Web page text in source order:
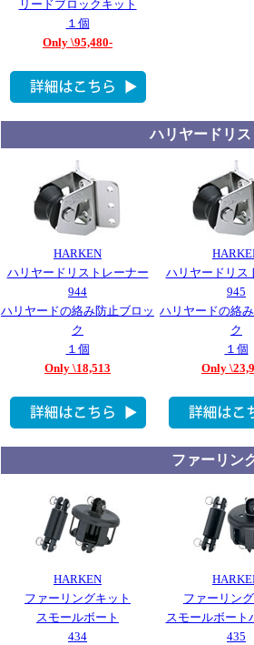
リードブロックキット
１個
Only \95,480-
ハリヤードリ
HARKEN
ハリヤードリストレーナー
944
ハリヤードの絡み防止ブロッ
ク
１個
Only \18,513
ハリヤードリス
945
ハリヤードの絡
ク
１個
Only
ファーリン
HARKEN
ファーリングキット
スモールボート
434
ファーリン
スモールボート
435